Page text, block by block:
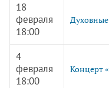
18
февраля
18:00
4
февраля
18:00
Концерт